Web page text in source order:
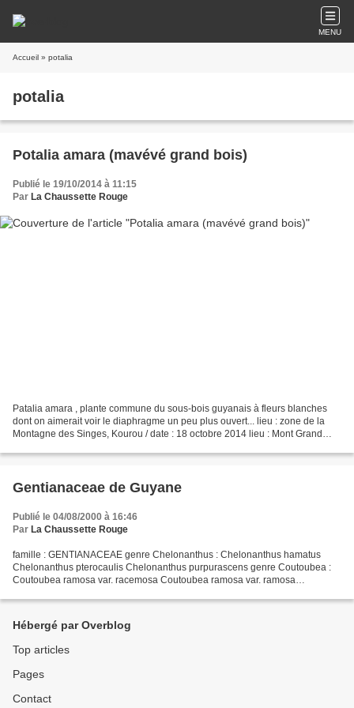
MENU
Accueil » potalia
potalia
Potalia amara (mavévé grand bois)
Publié le 19/10/2014 à 11:15
Par La Chaussette Rouge
Patalia amara , plante commune du sous-bois guyanais à fleurs blanches
dont on aimerait voir le diaphragme un peu plus ouvert... lieu : zone de la
Montagne des Singes, Kourou / date : 18 octobre 2014 lieu : Mont Grand
Gentianaceae de Guyane
Publié le 04/08/2000 à 16:46
Par La Chaussette Rouge
famille : GENTIANACEAE genre Chelonanthus : Chelonanthus hamatus
Chelonanthus pterocaulis Chelonanthus purpurascens genre Coutoubea :
Coutoubea ramosa var. racemosa Coutoubea ramosa var. ramosa
Hébergé par Overblog
Top articles
Pages
Contact